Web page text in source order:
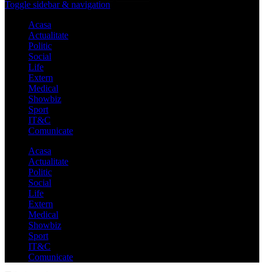
Toggle sidebar & navigation
Acasa
Actualitate
Politic
Social
Life
Extern
Medical
Showbiz
Sport
IT&C
Comunicate
Acasa
Actualitate
Politic
Social
Life
Extern
Medical
Showbiz
Sport
IT&C
Comunicate